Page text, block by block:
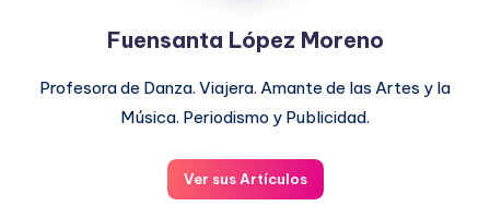
Fuensanta López Moreno
Profesora de Danza. Viajera. Amante de las Artes y la
Música. Periodismo y Publicidad.
Ver sus Artículos